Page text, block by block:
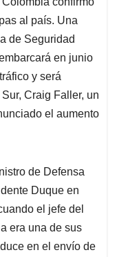
al país. Una
de Seguridad
en junio
y será
Craig Faller, un
el aumento
de Defensa
Duque en
el jefe del
era una de sus
en el envío de